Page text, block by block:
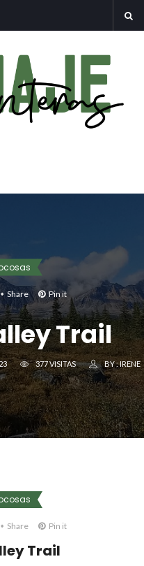
Share Pin it
Trail
377 VISITAS BY :IRENE
Share Pin it
Trail